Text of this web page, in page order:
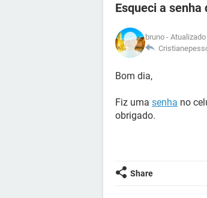
Esqueci a
bruno -
Bom dia,
Fiz uma senha no
obrigado.
Share